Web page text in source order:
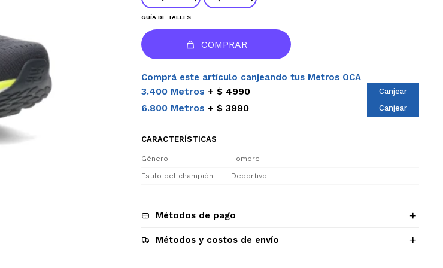
GUÍA DE TALLES
COMPRAR
Comprá este artículo canjeando tus Metros OCA
3.400 Metros $ 4990 Canjear
6.800 Metros $ 3990 Canjear
CARACTERÍSTICAS
Género Hombre
Estilo del champión Deportivo
Métodos de pago
Métodos y costos de envío